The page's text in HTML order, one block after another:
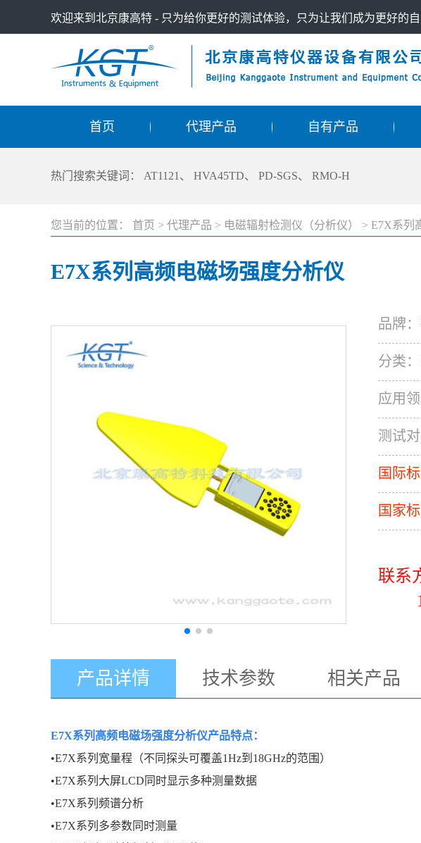
欢迎来到北京康高特 - 只为给你更好的测试体验，只为让我们成为更好的自
首页 代理产品 自有产品
热门搜索关键词： AT1121 、 HVA45TD、 PD-SGS、 RMO-H
您当前的位置： 首页 > 代理产品 > 电磁辐射检测仪（分析仪） > E7X系列
E7X系列高频电磁场强度分析仪
品牌：
分类：
应用领
测试对
国际标
国家标
联系
产品详情 技术参数 相关产品
E7X系列高频电磁场强度分析仪产品特点：
•E7X系列宽量程（不同探头可覆盖1Hz到18GHz的范围）
•E7X系列大屏LCD同时显示多种测量数据
•E7X系列频谱分析
•E7X系列多参数同时测量